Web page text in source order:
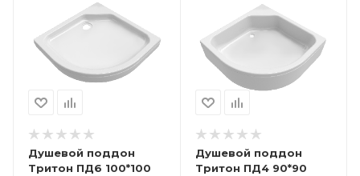
Душевой поддон
Тритон ПД6 100*100
Душевой поддон
Тритон ПД4 90*90